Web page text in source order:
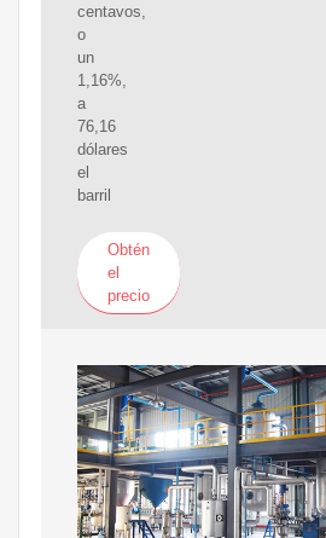
centavos,
o
un
1,16%,
a
76,16
dólares
el
barril
Obtén
el
precio